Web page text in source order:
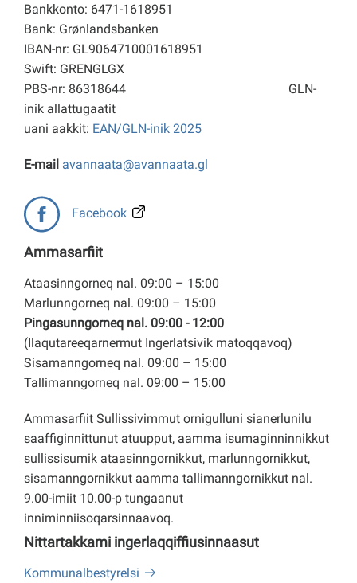
Bankkonto: 6471-1618951
Bank: Grønlandsbanken
IBAN-nr: GL9064710001618951
Swift: GRENGLGX
PBS-nr: 86318644 GLN-
inik allattugaatit
uani aakkit: EAN/GLN-inik 2025
E-mail avannaata@avannaata.gl
Facebook
Ammasarfiit
Ataasinngorneq nal. 09:00 – 15:00
Marlunngorneq nal. 09:00 – 15:00
Pingasunngorneq nal. 09:00 - 12:00
(Ilaqutareeqarnermut Ingerlatsivik matoqqavoq)
Sisamanngorneq nal. 09:00 – 15:00
Tallimanngorneq nal. 09:00 – 15:00
Ammasarfiit Sullissivimmut ornigulluni sianerlunilu
saaffiginnittunut atuupput, aamma isumaginninnikkut
sullissisumik ataasinngornikkut, marlunngornikkut,
sisamanngornikkut aamma tallimanngornikkut nal.
9.00-imiit 10.00-p tungaanut
inniminniisoqarsinnaavoq.
Nittartakkami ingerlaqqiffiusinnaasut
Kommunalbestyrelsi